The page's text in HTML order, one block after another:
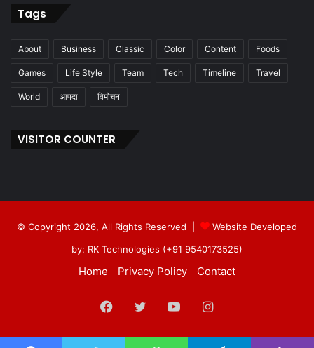
Tags
About Business Classic Color Content Foods
Games Life Style Team Tech Timeline Travel
World आपदा विमोचन
VISITOR COUNTER
© Copyright 2026, All Rights Reserved |
Website Developed
by: RK Technologies (+91 9540173525)
Home Privacy Policy Contact
Facebook
TwitterYouTubeInstagram